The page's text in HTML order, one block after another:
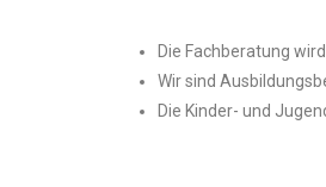
Die Fachberatung
Wir sind
Die Kinder- und